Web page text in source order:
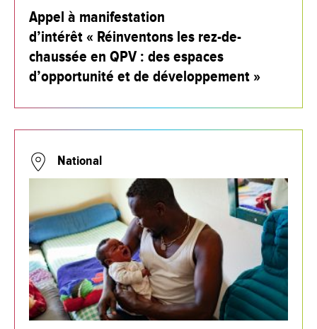
Appel à manifestation
d’intérêt « Réinventons les rez-de-
chaussée en QPV : des espaces
d’opportunité et de développement »
National